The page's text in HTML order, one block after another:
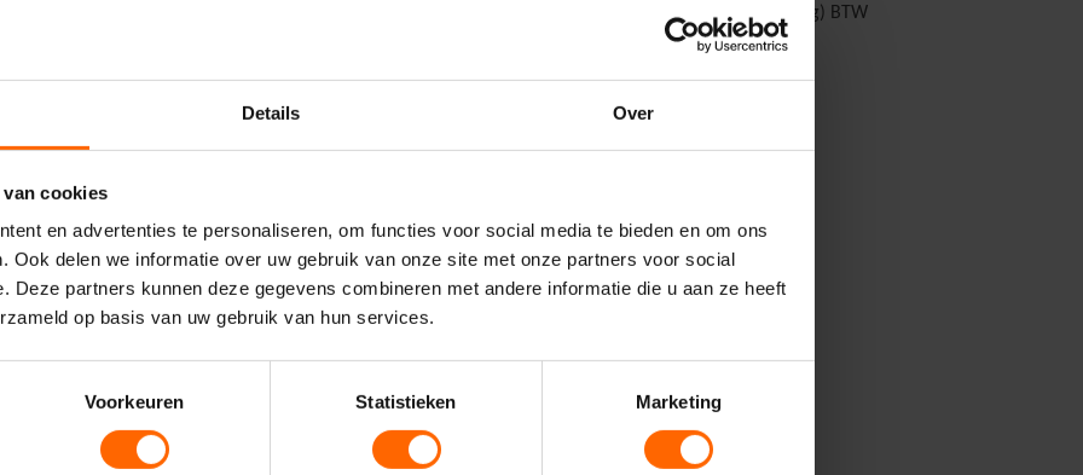
Details Over
cookies
en advertenties te personaliseren, om functies voor social media te bieden en om ons
Ook delen we informatie over uw gebruik van onze site met onze partners voor social
Deze partners kunnen deze gegevens combineren met andere informatie die u aan ze heeft
op basis van uw gebruik van hun services.
Voorkeuren Statistieken Marketing
besteld voor mijn boot. Super makkelijk proces, zeer snelle
en snel. Met onze online ontwerptoolkunt u gemakkelijk uw eigen
pas de afstand tussen de letters aan en selecteer uit een scala aan
snel. Plaats uw ontwerp in het winkelmandje, reken af en wij zorgen
aanbrengen?
Kvk: 27192584 (Den Haag) BTW
nr :NL001715504B27